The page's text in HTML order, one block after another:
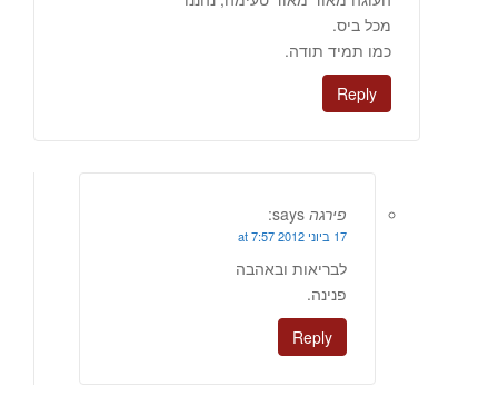
מכל ביס.
כמו תמיד תודה.
Reply
פירגה says:
17 ביוני 2012 at 7:57
לבריאות ובאהבה
פנינה.
Reply